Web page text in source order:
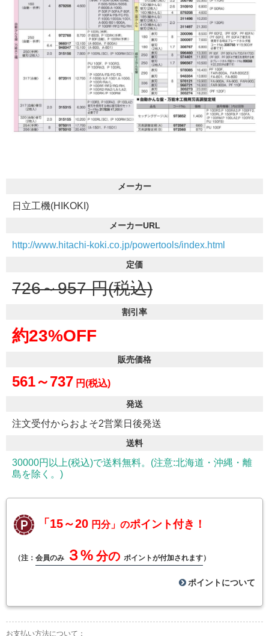
メーカー
日立工機(HIKOKI)
メーカーURL
http://www.hitachi-koki.co.jp/powertools/index.html
定価
726～957 円(税込)
割引率
約23%OFF
販売価格
561～737 円(税込)
発送
注文受付からおよそ2営業日後発送
送料
30000円以上(税込)で送料無料。(注意:北海道・沖縄・離
島を除く。)
「15～20 円分」のポイント付き！
（注： 会員のみ ３% 分の ポイントが付加されます）
ポイントについて
お支払い方法について：